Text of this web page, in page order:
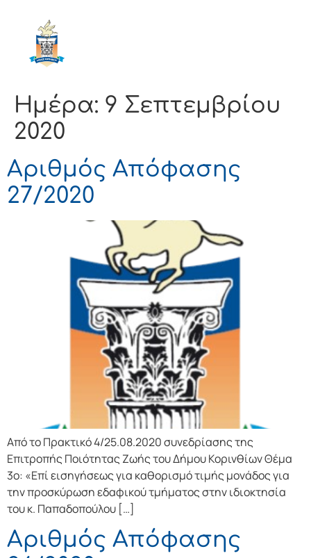
Ημέρα: 9 Σεπτεμβρίου
2020
Αριθμός Απόφασης
27/2020
Από το Πρακτικό 4/25.08.2020 συνεδρίασης της
Επιτροπής Ποιότητας Ζωής του Δήμου Κορινθίων Θέμα
3ο: «Επί εισηγήσεως για καθορισμό τιμής μονάδος για
την προσκύρωση εδαφικού τμήματος στην ιδιοκτησία
του κ. Παπαδοπούλου […]
Αριθμός Απόφασης